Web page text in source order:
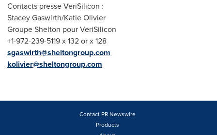
Contacts presse VeriSilicon :
Stacey Gaswirth/Katie Olivier
Groupe Shelton pour VeriSilicon
+1-972-239-5119 x 132 or x 128
sgaswirth@sheltongroup.com
kolivier@sheltongroup.com
Contact PR Newswire
Products